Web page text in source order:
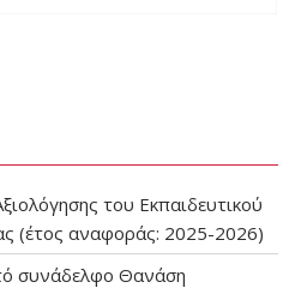
του Εκπαιδευτικού
(έτος αναφοράς: 2025-2026)
συνάδελφο Θανάση